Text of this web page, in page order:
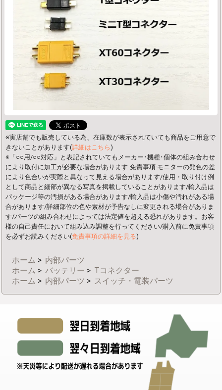
※実店舗でも販売している為、在庫数が表示されていても商品をご用意で
きないことがあります(詳細はこちら)
※「○○用/○○対応」と表記されていてもメーカー･機種･個体の組み合わせ
により取付に加工が必要な場合があります 免責事項:モニターの発色の差
により色合いが実際と異なって見える場合があります/使用・取り付け例
として商品と細部が異なる写真を掲載していることがあります/輸入品は
パッケージ等の汚損がある場合があります/輸入品は小傷や汚れがある場
合があります/詳細部位の色や素材が予告なしに変更される場合がありま
す/パーツの組み合わせによっては法定値を超える恐れがあります。お客
様の自己責任において組み込み調整を行ってください/購入前に免責事項
を必ずお読みください(免責事項の詳細を見る)
ホーム > 内部パーツ
ホーム > バッテリー > Tコネクター
ホーム > 内部パーツ > スイッチ・電装パーツ